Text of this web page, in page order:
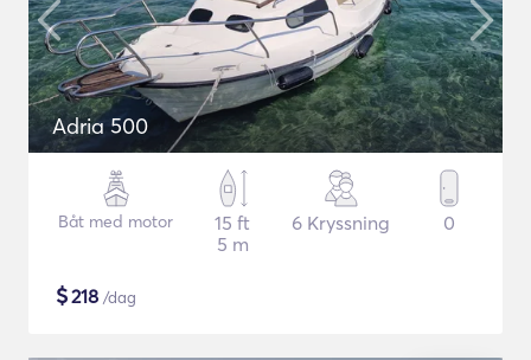
Adria 500
Båt med motor
15 ft
5 m
6 Kryssning 0
$218 /dag